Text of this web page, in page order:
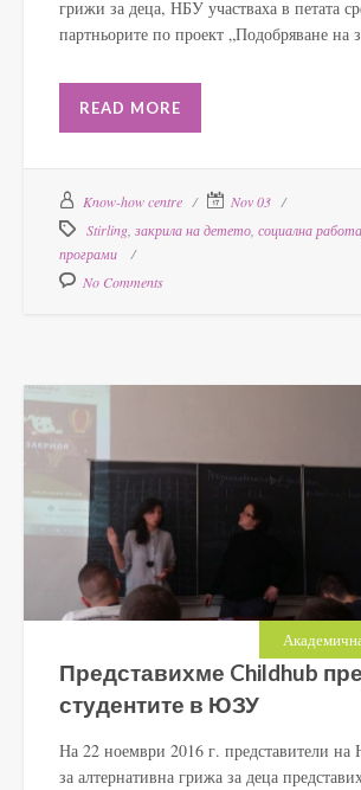
грижи за деца, НБУ участваха в петата
партньорите по проект „Подобряване на
READ MORE
Know-how centre
Nov 03
Stirling, закрила на детето, социална работа
програми
No Comments
Представихме Childhub
студентите в ЮЗУ
На 22 ноември 2016 г. представители на
за алтернативна грижа за деца